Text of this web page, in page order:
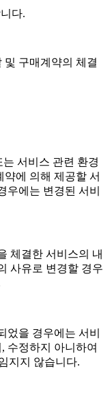
다.
및 구매계약의 체결
서비스 관련 환경
에 의해 제공할 서
우에는 변경된 서비
체결한 서비스의 내
사유로 변경할 경우
었을 경우에는 서비
수정하지 아니하여
지지 않습니다.